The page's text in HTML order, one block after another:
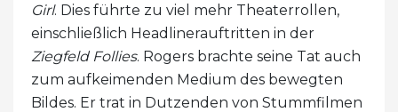
Girl. Dies führte zu viel mehr Theaterrollen,
einschließlich Headlinerauftritten in der
Ziegfeld Follies. Rogers brachte seine Tat auch
zum aufkeimenden Medium des bewegten
Bildes. Er trat in Dutzenden von Stummfilmen